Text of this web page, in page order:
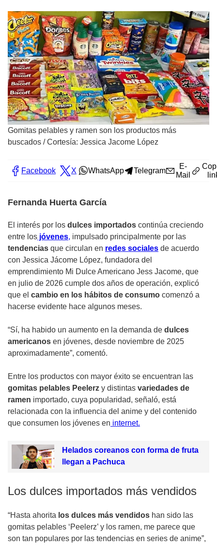
Gomitas pelables y ramen son los productos más
buscados /Cortesía: Jessica Jacome López
Facebook X WhatsApp Telegram
E-
Mail
Fernanda Huerta García
El interés por los dulces importados continúa creciendo
entre los jóvenes, impulsado principalmente por las
tendencias que circulan en redes sociales de acuerdo
con Jessica Jácome López, fundadora del
emprendimiento Mi Dulce Americano Jess Jacome, que
en julio de 2026 cumple dos años de operación, explicó
que el cambio en los hábitos de consumo comenzó a
hacerse evidente hace algunos meses.
“Sí, ha habido un aumento en la demanda de dulces
americanos en jóvenes, desde noviembre de 2025
aproximadamente”, comentó.
Entre los productos con mayor éxito se encuentran las
gomitas pelables Peelerz y distintas variedades de
ramen importado, cuya popularidad, señaló, está
relacionada con la influencia del anime y del contenido
que consumen los jóvenes en internet.
Helados coreanos con forma de fruta
llegan a Pachuca
Los dulces importados más vendidos
“Hasta ahorita los dulces más vendidos han sido las
gomitas pelables ‘Peelerz’ y los ramen, me parece que
son tan populares por las tendencias en series de anime”,